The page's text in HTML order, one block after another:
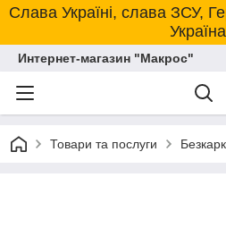
Слава Україні, слава ЗСУ,
Интернет-магазин "Макрос"
Товари та послуги